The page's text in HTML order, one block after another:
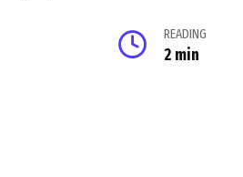
READING
2 min